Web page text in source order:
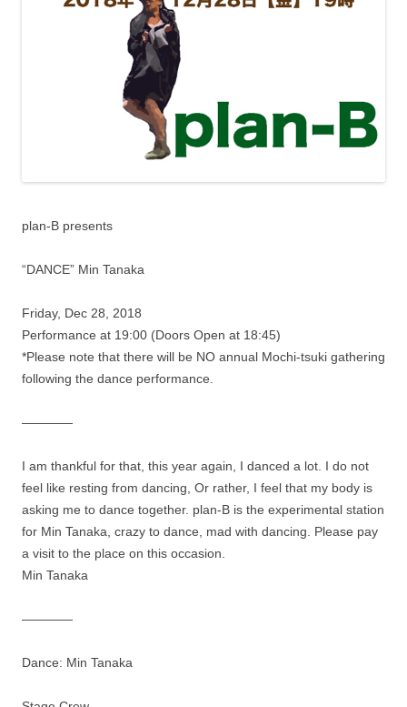
plan-B presents
“DANCE” Min Tanaka
Friday, Dec 28, 2018
Performance at 19:00 (Doors Open at 18:45)
*Please note that there will be NO annual Mochi-tsuki gathering
following the dance performance.
————
I am thankful for that, this year again, I danced a lot. I do not
feel like resting from dancing, Or rather, I feel that my body is
asking me to dance together. plan-B is the experimental station
for Min Tanaka, crazy to dance, mad with dancing. Please pay
a visit to the place on this occasion.
Min Tanaka
————
Dance: Min Tanaka